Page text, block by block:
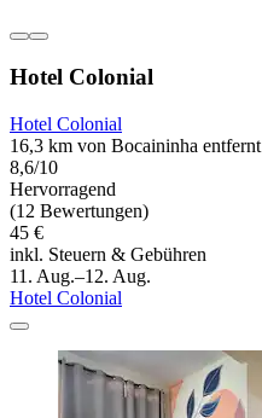
Hotel Colonial
Hotel Colonial
16,3 km von Bocaininha entfernt
8,6/10
Hervorragend
(12 Bewertungen)
45 €
inkl. Steuern & Gebühren
11. Aug.–12. Aug.
Hotel Colonial